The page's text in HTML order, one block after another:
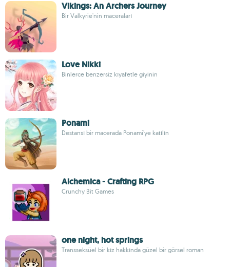
Vikings: An Archers Journey
Bir Valkyrie'nin maceraları
Love Nikki
Binlerce benzersiz kıyafetle giyinin
Ponami
Destansı bir macerada Ponami'ye katılın
Alchemica - Crafting RPG
Crunchy Bit Games
one night, hot springs
Transseksüel bir kız hakkında güzel bir görsel roman